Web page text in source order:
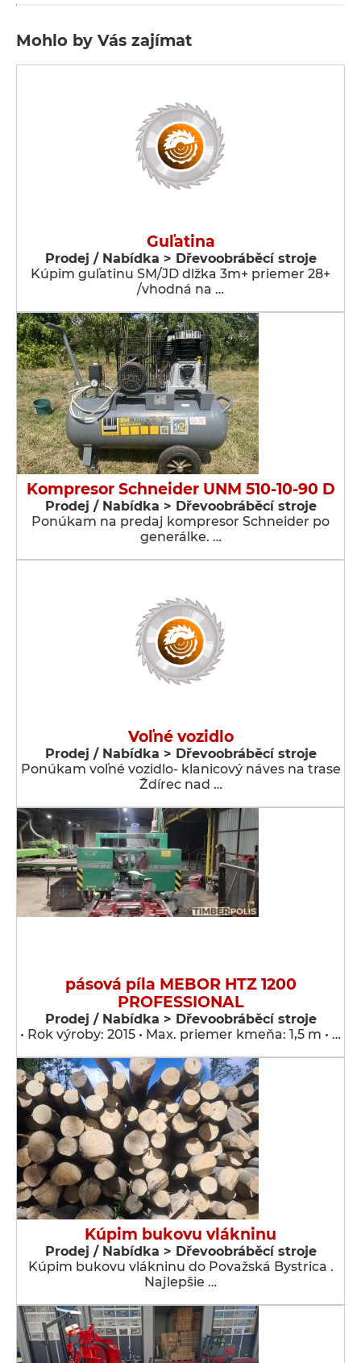
Mohlo by Vás zajímat
Guľatina
Prodej / Nabídka > Dřevoobráběcí stroje
Kúpim guľatinu SM/JD dlžka 3m+ priemer 28+
/vhodná na …
Kompresor Schneider UNM 510-10-90 D
Prodej / Nabídka > Dřevoobráběcí stroje
Ponúkam na predaj kompresor Schneider po
generálke. …
Voľné vozidlo
Prodej / Nabídka > Dřevoobráběcí stroje
Ponúkam voľné vozidlo- klanicový náves na trase
Ždírec nad …
pásová píla MEBOR HTZ 1200
PROFESSIONAL
Prodej / Nabídka > Dřevoobráběcí stroje
• Rok výroby: 2015 • Max. priemer kmeňa: 1,5 m • …
Kúpim bukovu vlákninu
Prodej / Nabídka > Dřevoobráběcí stroje
Kúpim bukovu vlákninu do Považská Bystrica .
Najlepšie …